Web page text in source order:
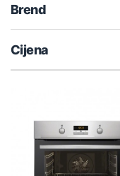
Brend
Cijena